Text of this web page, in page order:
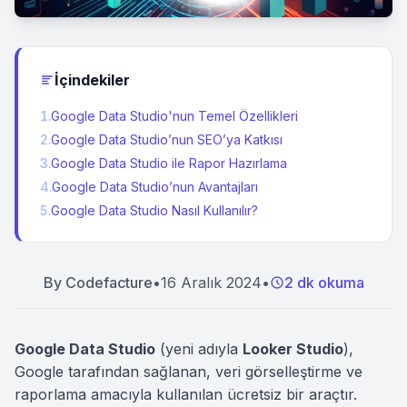
İçindekiler
1.Google Data Studio'nun Temel Özellikleri
2.Google Data Studio’nun SEO’ya Katkısı
3.Google Data Studio ile Rapor Hazırlama
4.Google Data Studio’nun Avantajları
5.Google Data Studio Nasıl Kullanılır?
By Codefacture•16 Aralık 2024• 2 dk okuma
Google Data Studio (yeni adıyla Looker Studio),
Google tarafından sağlanan, veri görselleştirme ve
raporlama amacıyla kullanılan ücretsiz bir araçtır.